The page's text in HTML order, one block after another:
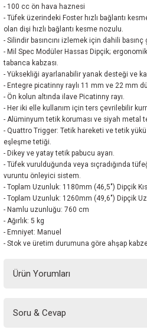
- 100 cc ön hava haznesi
- Tüfek üzerindeki Foster hızlı bağlantı
olan dişi hızlı bağlantı kesme nozulu.
- Silindir basıncını izlemek için dahili basınç
- Mil Spec Modüler Hassas Dipçik;
tabanca kabzası.
- Yüksekliği ayarlanabilir yanak desteği ve
- Entegre picatinny raylı 11 mm ve 22 mm
- Ön kolun altında ilave Picatinny rayı.
- Her iki elle kullanım için ters çevrilebilir
- Alüminyum tetik koruması ve siyah metal
- Quattro Trigger: Tetik hareketi ve tetik
eşleşme tetiği.
- Dikey ve yatay tetik pabucu ayarı.
- Tüfek vurulduğunda veya sıçradığında
vuruntu önleyici sistem.
- Toplam Uzunluk: 1180mm (46,5″) Dipçik
- Toplam Uzunluk: 1260mm (49,6″) Dipçik
- Namlu uzunluğu: 760 cm
- Ağırlık: 5 kg
- Emniyet: Manuel
- Stok ve üretim durumuna göre ahşap
Ürün Yorumları
Soru & Cevap